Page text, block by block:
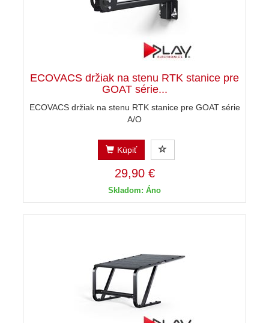
ECOVACS držiak na stenu RTK stanice pre
GOAT série...
ECOVACS držiak na stenu RTK stanice pre GOAT série
A/O
Kúpiť
29,90 €
Skladom: Áno